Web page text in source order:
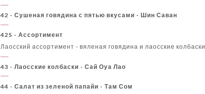
42 - Сушеная говядина с пятью вкусами - Шин Саван
42S - Ассортимент
Лаосский ассортимент - вяленая говядина и лаосские колбаски
43 - Лаосские колбаски - Сай Оуа Лао
44 - Салат из зеленой папайи - Там Сом